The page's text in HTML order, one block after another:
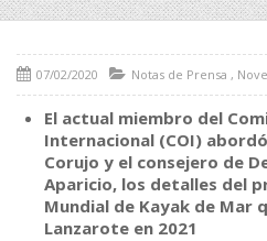
07/02/2020 Notas de Prensa ,
El actual miembro del
Internacional (COI)
Corujo y el consejero de
Aparicio, los detalles del
Mundial de Kayak de Mar
Lanzarote en 2021